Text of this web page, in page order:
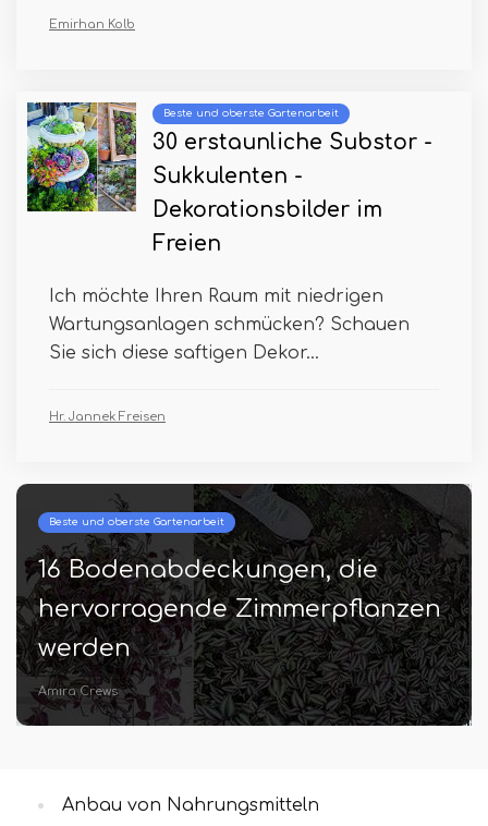
Emirhan Kolb
Beste und oberste Gartenarbeit
30 erstaunliche Substor -
Sukkulenten -
Dekorationsbilder im
Freien
Ich möchte Ihren Raum mit niedrigen
Wartungsanlagen schmücken? Schauen
Sie sich diese saftigen Dekor...
Hr. Jannek Freisen
Beste und oberste Gartenarbeit
16 Bodenabdeckungen, die
hervorragende Zimmerpflanzen
werden
Amira Crews
Anbau von Nahrungsmitteln